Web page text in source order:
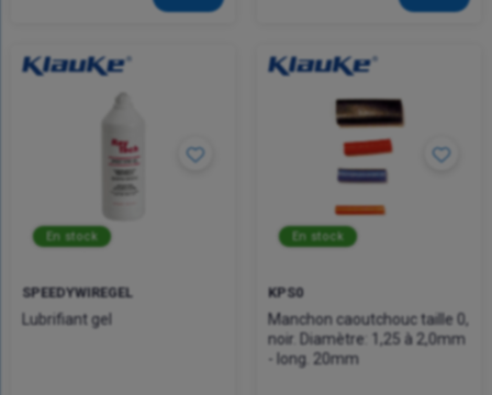
En stock
SPEEDYWIREGEL
Lubrifiant gel
En stock
KPS0
Manchon caoutchouc taille 0,
noir. Diamètre: 1,25 à 2,0mm
- long. 20mm